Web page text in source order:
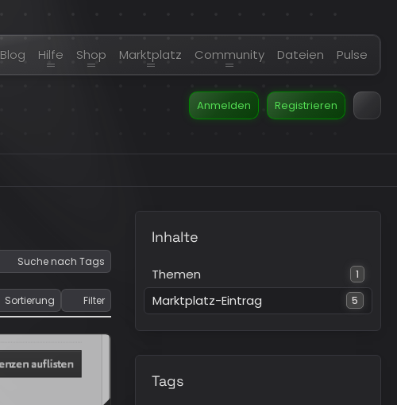
Blog Hilfe Shop Marktplatz Community Dateien Pulse
Anmelden Registrieren
Suche nach Tags
Sortierung Filter
Inhalte
Themen 1
Marktplatz-Eintrag 5
Tags